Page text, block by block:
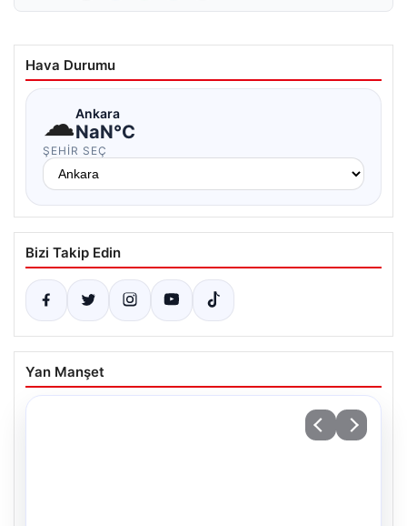
Hava Durumu
☁Ankara
NaN°C
ŞEHIR SEÇ
Bizi Takip Edin
Yan Manşet